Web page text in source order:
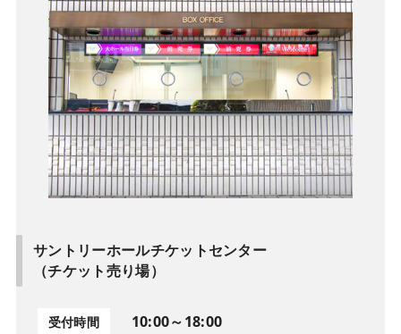
サントリーホールチケットセンター
（チケット売り場）
受付時間 10:00～18:00